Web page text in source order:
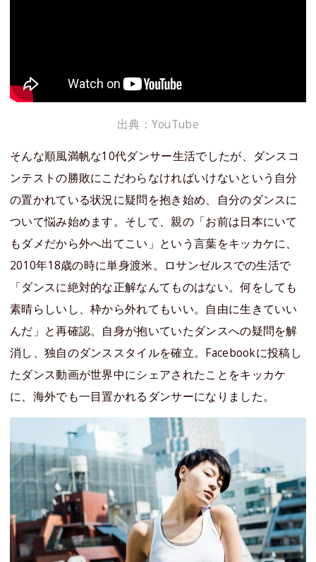
出典：YouTube
そんな順風満帆な10代ダンサー生活でしたが、ダンスコ
ンテストの勝敗にこだわらなければいけないという自分
の置かれている状況に疑問を抱き始め、自分のダンスに
ついて悩み始めます。そして、親の「お前は日本にいて
もダメだから外へ出てこい」という言葉をキッカケに、
2010年18歳の時に単身渡米。ロサンゼルスでの生活で
「ダンスに絶対的な正解なんてものはない。何をしても
素晴らしいし、枠から外れてもいい。自由に生きていい
んだ」と再確認。自身が抱いていたダンスへの疑問を解
消し、独自のダンススタイルを確立。Facebookに投稿し
たダンス動画が世界中にシェアされたことをキッカケ
に、海外でも一目置かれるダンサーになりました。